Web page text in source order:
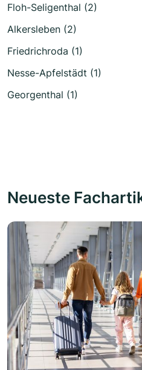
Floh-Seligenthal (2)
Alkersleben (2)
Friedrichroda (1)
Nesse-Apfelstädt (1)
Georgenthal (1)
Neueste